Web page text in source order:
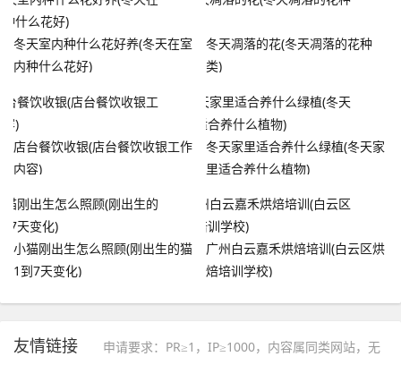
冬天室内种什么花好养(冬天在室
内种什么花好)
冬天凋落的花(冬天凋落的花种
类)
店台餐饮收银(店台餐饮收银工作
内容)
冬天家里适合养什么绿植(冬天家
里适合养什么植物)
小猫刚出生怎么照顾(刚出生的猫
1到7天变化)
广州白云嘉禾烘焙培训(白云区烘
焙培训学校)
友情链接
申请要求：PR≥1，IP≥1000，内容属同类网站，无